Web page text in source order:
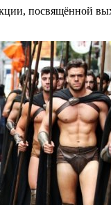
посвящённой